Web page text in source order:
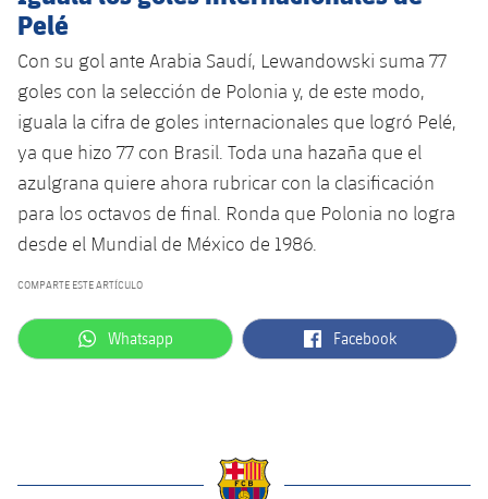
Resultados
Clasificaciones
Fotos
Voleibol masculino
Voleibol femenino
plusicon
más
Apúntate a las amateurs
Carnet de las Secciones Amateurs
PLUSICON
MÁS
League of Legends
VALORANT Game Changers
eFootball
Pelé
Con su gol ante Arabia Saudí, Lewandowski suma 77
goles con la selección de Polonia y, de este modo,
iguala la cifra de goles internacionales que logró Pelé,
ya que hizo 77 con Brasil. Toda una hazaña que el
azulgrana quiere ahora rubricar con la clasificación
para los octavos de final. Ronda que Polonia no logra
desde el Mundial de México de 1986.
COMPARTE ESTE ARTÍCULO
label.aria.whatsapp
Whatsapp label.aria.facebook
Facebook